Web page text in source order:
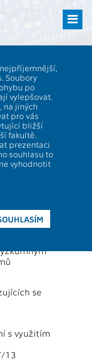
Soubory
po
vylepšovat.
na jiných
pro vás
bližší
fakultě.
prezentaci
souhlasu to
vyhodnotit
2018
spectrum
in future
pro budoucí
13
se
s využitím
13